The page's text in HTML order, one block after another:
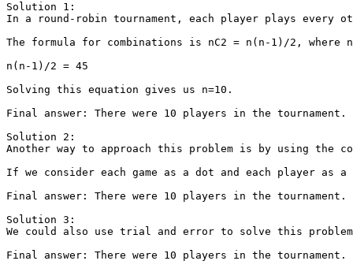
Solution 1:
In a round-robin tournament, each player plays every
The formula for combinations is nC2 = n(n-1)/2,
n(n-1)/2 = 45
Solving this equation gives us n=10.
Final answer: There were 10 players in the tournament.
Solution 2:
Another way to approach this problem is by using the
If we consider each game as a dot and each player
Final answer: There were 10 players in the tournament.
Solution 3:
We could also use trial and error to solve this
Final answer: There were 10 players in the tournament.